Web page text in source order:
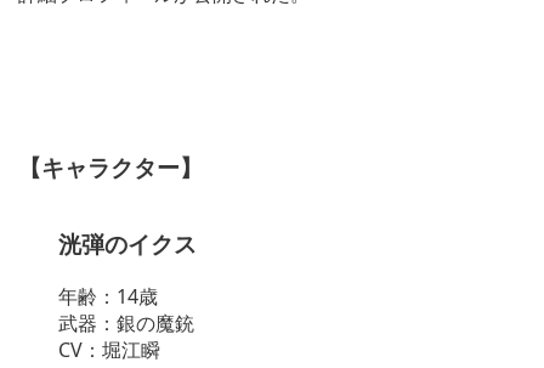
【キャラクター】
洸弾のイクス
年齢：14歳
武器：銀の魔銃
CV：堀江瞬